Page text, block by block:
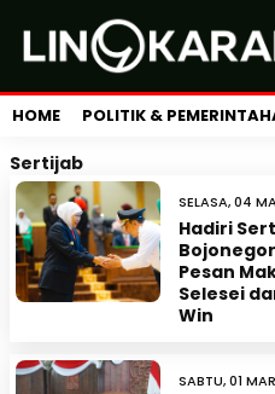
HOME POLITIK &
Sertijab
SELASA, 04
Hadiri
Pesan
Selesei
Win
SABTU, 01